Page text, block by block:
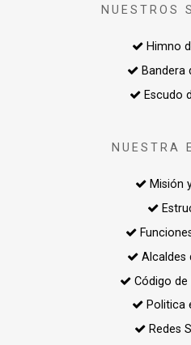
NUESTROS
Himno
Bandera
Escudo
NUESTRA
Misión
Alcaldes
Código de
Politica
Redes